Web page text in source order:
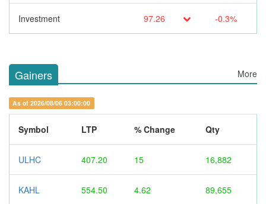
Investment 97.26 -0.3%
Gainers More
As of 2026/08/06 03:00:00
Symbol LTP % Change Qty
ULHC 407.20 15 16,882
KAHL 554.50 4.62 89,655